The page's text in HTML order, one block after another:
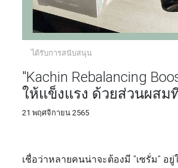
ได้รับการสนับสนุน
"Kachin Rebalancing
ให้แข็งแรง ด้วยส่วนผสม
21 พฤศจิกายน 2565
เชื่อว่าหลายคนน่าจะต้องมี "เซรั่ม"